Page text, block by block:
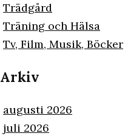
Trädgård
Träning och Hälsa
Tv, Film, Musik, Böcker
Arkiv
augusti 2026
juli 2026